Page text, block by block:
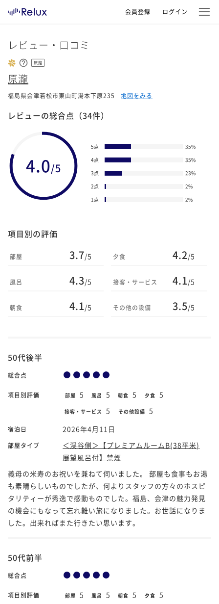
会員登録 ログイン
レビュー・口コミ
旅館
原瀧
福島県会津若松市東山町湯本下原235 地図をみる
レビューの総合点 （34件）
4.0/5
5点 35%
4点
35%
3点
23%
2点
2%
1点
2%
項目別の評価
部屋 3.7/5
風呂 4.3/5
朝食 4.1/5
夕食 4.2/5
接客・サービス 4.1/5
その他の設備 3.5/5
50代後半
総合点
項目別評価 部屋 5 風呂 5 朝食 5 夕食 5
接客・サービス 5 その他設備 5
宿泊日 2026年4月11日
部屋タイプ
＜渓谷側＞【プレミアムルームB(38平米)
展望風呂付】禁煙
義母の米寿のお祝いを兼ねて伺いました。 部屋も食事もお湯
も素晴らしいものでしたが、何よりスタッフの方々のホスピ
タリティーが秀逸で感動ものでした。福島、会津の魅力発見
の機会にもなって忘れ難い旅になりました。お世話になりま
した。出来ればまた行きたい思います。
50代前半
総合点
項目別評価 部屋 5 風呂 5 朝食 5 夕食 5